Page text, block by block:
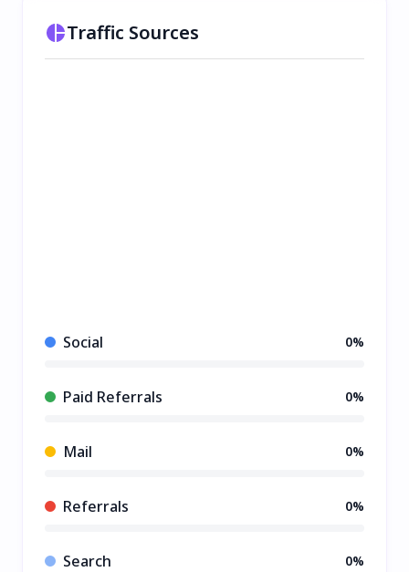
Traffic Sources
Social 0%
Paid Referrals 0%
Mail 0%
Referrals 0%
Search 0%